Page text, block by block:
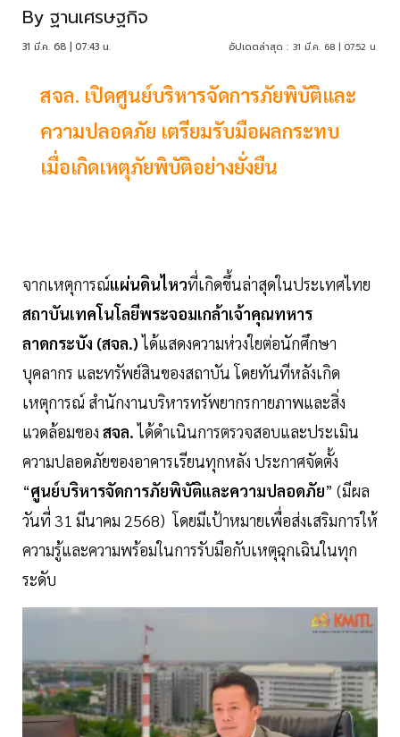
By ฐานเศรษฐกิจ
31 มี.ค. 68 | 07:43 น. อัปเดตล่าสุด : 31 มี.ค. 68 | 07:52 น.
สจล. เปิดศูนย์บริหารจัดการภัยพิบัติและ
ความปลอดภัย เตรียมรับมือผลกระทบ
เมื่อเกิดเหตุภัยพิบัติอย่างยั่งยืน
จากเหตุการณ์แผ่นดินไหวที่เกิดขึ้นล่าสุดในประเทศไทย
สถาบันเทคโนโลยีพระจอมเกล้าเจ้าคุณทหาร
ลาดกระบัง (สจล.)ได้แสดงความห่วงใยต่อนักศึกษา
บุคลากร และทรัพย์สินของสถาบัน โดยทันทีหลังเกิด
เหตุการณ์ สำนักงานบริหารทรัพยากรกายภาพและสิ่ง
แวดล้อมของ สจล.ได้ดำเนินการตรวจสอบและประเมิน
ความปลอดภัยของอาคารเรียนทุกหลัง ประกาศจัดตั้ง
“ศูนย์บริหารจัดการภัยพิบัติและความปลอดภัย” (มีผล
วันที่ 31 มีนาคม 2568) โดยมีเป้าหมายเพื่อส่งเสริมการให้
ความรู้และความพร้อมในการรับมือกับเหตุฉุกเฉินในทุก
ระดับ